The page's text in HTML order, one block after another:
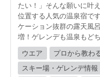
たい！」そんな願いに叶
位置する人気の温泉宿で
ケーション抜群の露天風
増！ゲレンデも温泉もど
ウエア プロから教わ
スキー場・ゲレンデ情報